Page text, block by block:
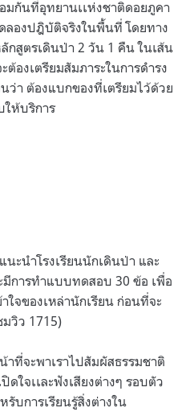
มกันที่อุทยานเเห่งชาติดอยภูคา
ลองปฎิบัติจริงในพื้นที่ โดยทาง
กสูตรเดินป่า 2 วัน 1 คืน ในเส้น
องเตรียมสัมภาระในการดำรง
า ต้องแบกของที่เตรียมไว้ด้วย
ให้บริการ
ะนำโรงเรียนนักเดินป่า และ
การทำแบบทดสอบ 30 ข้อ เพื่อ
ใจของเหล่านักเรียน ก่อนที่จะ
มวิว 1715)
าที่จะพาเราไปสัมผัสธรรมชาติ
ดใจเเละฟังเสียงต่างๆ รอบตัว
บการเรียนรู้สิ่งต่างใน